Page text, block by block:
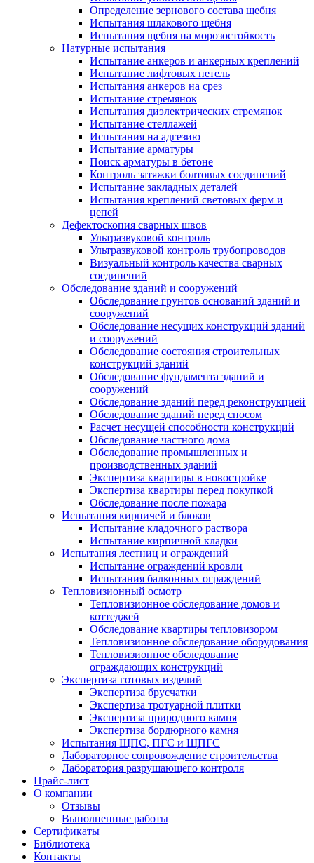
Определение зернового состава щебня
Испытания шлакового щебня
Испытания щебня на морозостойкость
Натурные испытания
Испытание анкеров и анкерных креплений
Испытание лифтовых петель
Испытания анкеров на срез
Испытание стремянок
Испытания диэлектрических стремянок
Испытание стеллажей
Испытания на адгезию
Испытание арматуры
Поиск арматуры в бетоне
Контроль затяжки болтовых соединений
Испытание закладных деталей
Испытания креплений световых ферм и
цепей
Дефектоскопия сварных швов
Ультразвуковой контроль
Ультразвуковой контроль трубопроводов
Визуальный контроль качества сварных
соединений
Обследование зданий и сооружений
Обследование грунтов оснований зданий и
сооружений
Обследование несущих конструкций зданий
и сооружений
Обследование состояния строительных
конструкций зданий
Обследование фундамента зданий и
сооружений
Обследование зданий перед реконструкцией
Обследование зданий перед сносом
Расчет несущей способности конструкций
Обследование частного дома
Обследование промышленных и
производственных зданий
Экспертиза квартиры в новостройке
Экспертиза квартиры перед покупкой
Обследование после пожара
Испытания кирпичей и блоков
Испытание кладочного раствора
Испытание кирпичной кладки
Испытания лестниц и ограждений
Испытание ограждений кровли
Испытания балконных ограждений
Тепловизионный осмотр
Тепловизионное обследование домов и
коттеджей
Обследование квартиры тепловизором
Тепловизионное обследование оборудования
Тепловизионное обследование
ограждающих конструкций
Экспертиза готовых изделий
Экспертиза брусчатки
Экспертиза тротуарной плитки
Экспертиза природного камня
Экспертиза бордюрного камня
Испытания ЩПС, ПГС и ЩПГС
Лабораторное сопровождение строительства
Лаборатория разрушающего контроля
Прайс-лист
О компании
Отзывы
Выполненные работы
Сертификаты
Библиотека
Контакты